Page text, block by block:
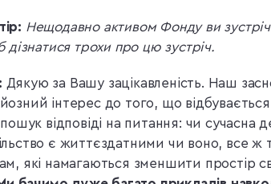
Нещодавно активом Фонду ви
дізнатися трохи про цю зустріч.
Дякую за Вашу зацікавленість. Наш
інтерес до того, що відбувається
відповіді на питання: чи сучасна
є життєздатними чи воно, все ж
які намагаються зменшити простір